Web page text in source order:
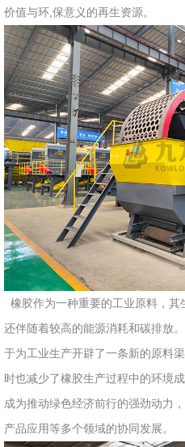
九
龙
机
械
设
备
有
限
公
司
豫
ICP
备
17019958
价值与环,保意义的再生资源。
橡胶作为一种重要的工业原料，其
还伴随着较高的能源消耗和碳排放
于为工业生产开辟了一条新的原料
时也减少了橡胶生产过程中的环境
成为推动绿色经济前行的强劲动力
产品应用等多个领域的协同发展。